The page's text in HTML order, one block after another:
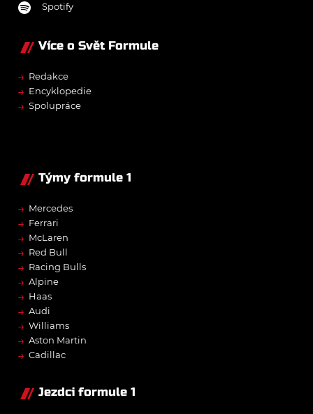
Spotify
Více o Svět Formule
→ Redakce
→ Encyklopedie
→ Spolupráce
Týmy formule 1
→ Mercedes
→ Ferrari
→ McLaren
→ Red Bull
→ Racing Bulls
→ Alpine
→ Haas
→ Audi
→ Williams
→ Aston Martin
→ Cadillac
Jezdci formule 1